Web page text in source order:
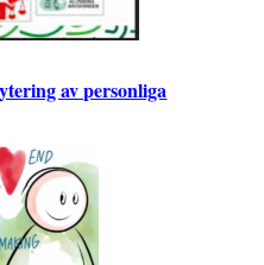
av personliga